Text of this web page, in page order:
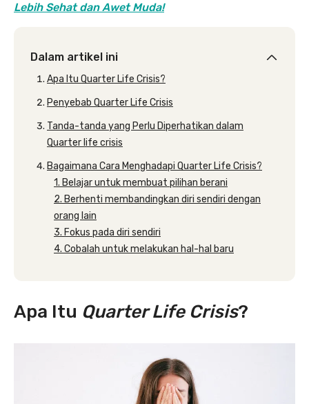
Lebih Sehat dan Awet Muda!
Dalam artikel ini
Apa Itu Quarter Life Crisis?
Penyebab Quarter Life Crisis
Tanda-tanda yang Perlu Diperhatikan dalam
Quarter life crisis
Bagaimana Cara Menghadapi Quarter Life Crisis?
1. Belajar untuk membuat pilihan berani
2. Berhenti membandingkan diri sendiri dengan
orang lain
3. Fokus pada diri sendiri
4. Cobalah untuk melakukan hal-hal baru
Apa Itu Quarter Life Crisis?